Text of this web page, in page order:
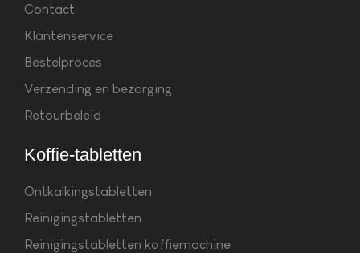
Contact
Klantenservice
Bestelproces
Verzending en bezorging
Retourbeleid
Koffie-tabletten
Ontkalkingstabletten
Reinigingstabletten
Reinigingstabletten koffiemachine